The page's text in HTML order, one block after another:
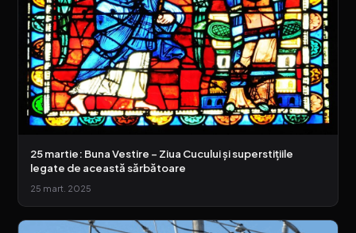
25 martie: Buna Vestire – Ziua Cucului și superstițiile
legate de această sărbătoare
25 mart. 2025